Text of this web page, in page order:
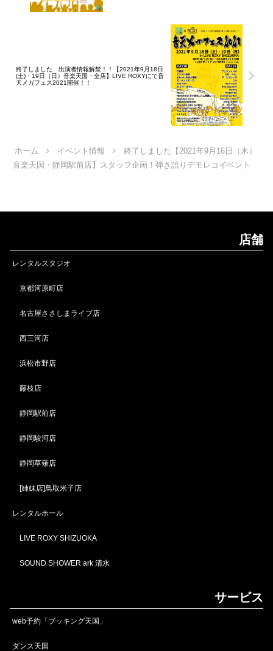
終了しました 出演者情報解禁！！【2021年9月18日
(土)・19日（日）音楽天国・全店】LIVE ROXYにて音
天メガフェス2021開催！！
ホーム イベント情報
終了しました【2021年9月16日（木）
音楽天国・静岡駅前店】スタッフ企画！弾き語りデモレコイベント
店舗
レンタルスタジオ
京都河原町店
名古屋ささしまライブ店
西三河店
浜松市野店
藤枝店
静岡駅前店
静岡駿河店
静岡草薙店
[姉妹店]鳥取米子店
レンタルホール
LIVE ROXY SHIZUOKA
SOUND SHOWER ark 清水
サービス
web予約「ブッキング天国」
ダンス天国